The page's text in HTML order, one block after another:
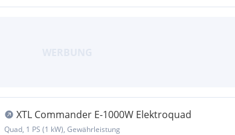
XTL Commander E-1000W Elektroquad
Quad, 1 PS (1 kW), Gewährleistung